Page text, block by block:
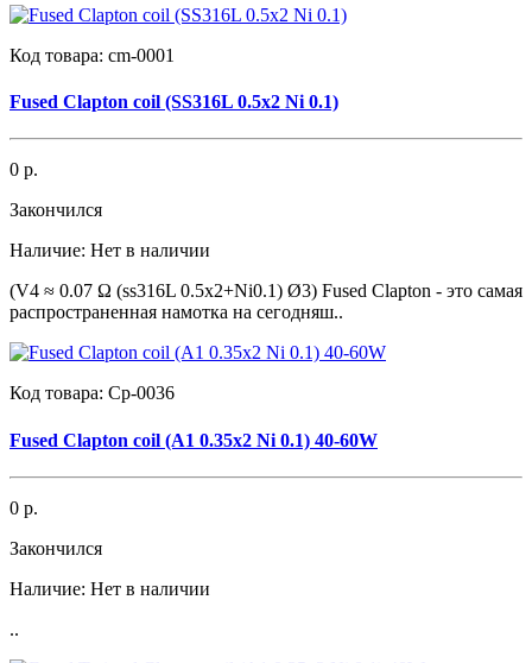
Код товара: cm-0001
Fused Clapton coil (SS316L 0.5x2 Ni 0.1)
0 р.
Закончился
Наличие: Нет в наличии
(V4 ≈ 0.07 Ω (ss316L 0.5x2+Ni0.1) Ø3) Fused Clapton - это самая
распространенная намотка на сегодняш..
Код товара: Cp-0036
Fused Clapton coil (А1 0.35х2 Ni 0.1) 40-60W
0 р.
Закончился
Наличие: Нет в наличии
..